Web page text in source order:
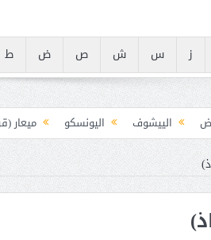
ز س ش ص ض ط
ميعار اليونسكو الييشوف
يوسيفوس فلاويوس (38-100م)
يوسف سعيد أبو درة (1900-1939)